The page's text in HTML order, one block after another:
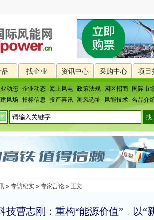
品 找企业 资讯中心 采购中心 项目
动态 企业动态 海上风电 政策法规 园区招商
国际市
风场
招标信息 投产喜讯 测风选址 风能技术 名品介
» 专访纪实 » 专家言论 » 正文
技曹志刚：重构“能源价值”，以“